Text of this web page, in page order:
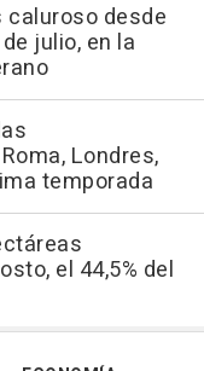
caluroso desde
julio, en la
Londres,
temporada
el 44,5% del